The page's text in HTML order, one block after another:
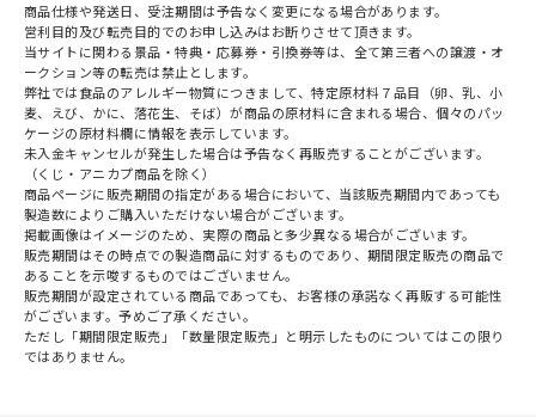
商品仕様や発送日、受注期間は予告なく変更になる場合があります。
営利目的及び転売目的でのお申し込みはお断りさせて頂きます。
当サイトに関わる景品・特典・応募券・引換券等は、全て第三者への譲渡・オ
ークション等の転売は禁止とします。
弊社では食品のアレルギー物質につきまして、特定原材料７品目（卵、乳、小
麦、えび、かに、落花生、そば）が商品の原材料に含まれる場合、個々のパッ
ケージの原材料欄に情報を表示しています。
未入金キャンセルが発生した場合は予告なく再販売することがございます。
（くじ・アニカプ商品を除く）
商品ページに販売期間の指定がある場合において、当該販売期間内であっても
製造数によりご購入いただけない場合がございます。
掲載画像はイメージのため、実際の商品と多少異なる場合がございます。
販売期間はその時点での製造商品に対するものであり、期間限定販売の商品で
あることを示唆するものではございません。
販売期間が設定されている商品であっても、お客様の承諾なく再販する可能性
がございます。予めご了承ください。
ただし「期間限定販売」「数量限定販売」と明示したものについてはこの限り
ではありません。